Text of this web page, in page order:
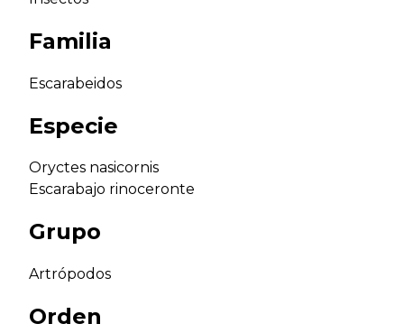
Familia
Escarabeidos
Especie
Oryctes nasicornis
Escarabajo rinoceronte
Grupo
Artrópodos
Orden